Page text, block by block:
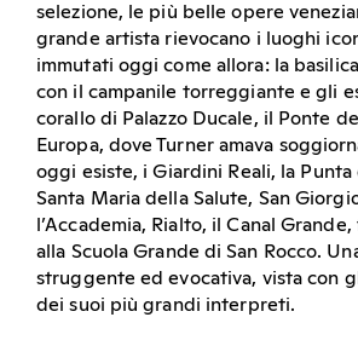
selezione, le più belle opere
grande artista rievocano i luoghi
immutati oggi come allora: la
con il campanile torreggiante e gli
corallo di Palazzo Ducale, il Ponte
Europa, dove Turner amava
oggi esiste, i Giardini Reali, la Punta
Santa Maria della Salute, San
l’Accademia, Rialto, il Canal
alla Scuola Grande di San Rocco.
struggente ed evocativa, vista con
dei suoi più grandi interpreti.